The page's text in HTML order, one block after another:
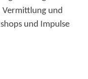
Vermittlung und
und Impulse